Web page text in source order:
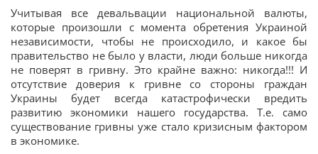
Учитывая все девальвации национальной валюты,
которые произошли с момента обретения Украиной
независимости, чтобы не происходило, и какое бы
правительство не было у власти, люди больше никогда
не поверят в гривну. Это крайне важно: никогда!!! И
отсутствие доверия к гривне со стороны граждан
Украины будет всегда катастрофически вредить
развитию экономики нашего государства. Т.е. само
существование гривны уже стало кризисным фактором
в экономике.